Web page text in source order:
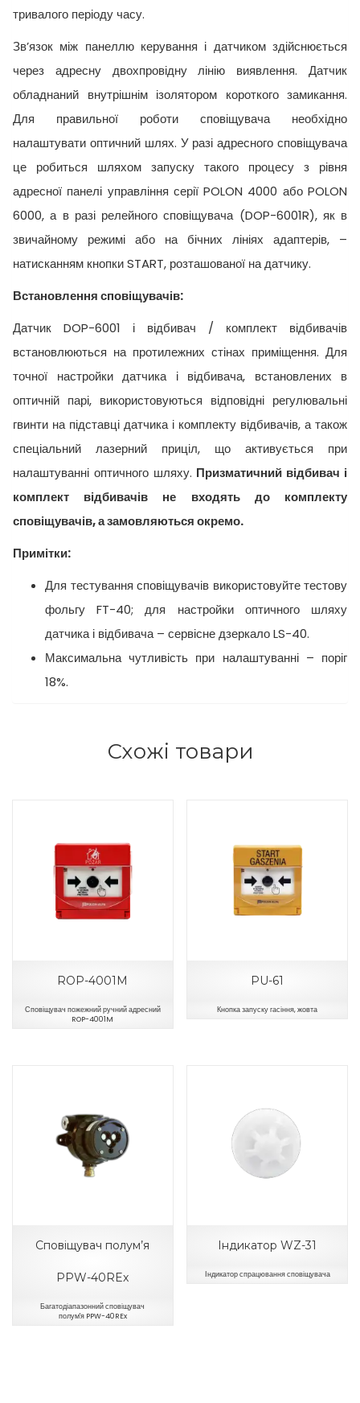
тривалого періоду часу.
Зв’язок між панеллю керування і датчиком здійснюється
через адресну двохпровідну лінію виявлення. Датчик
обладнаний внутрішнім ізолятором короткого замикання.
Для правильної роботи сповіщувача необхідно
налаштувати оптичний шлях. У разі адресного сповіщувача
це робиться шляхом запуску такого процесу з рівня
адресної панелі управління серії POLON 4000 або POLON
6000, а в разі релейного сповіщувача (DOP-6001R), як в
звичайному режимі або на бічних лініях адаптерів, –
натисканням кнопки START, розташованої на датчику.
Встановлення сповіщувачів:
Датчик DOP-6001 і відбивач / комплект відбивачів
встановлюються на протилежних стінах приміщення. Для
точної настройки датчика і відбивача, встановлених в
оптичній парі, використовуються відповідні регулювальні
гвинти на підставці датчика і комплекту відбивачів, а також
спеціальний лазерний приціл, що активується при
налаштуванні оптичного шляху. Призматичний відбивач і
комплект відбивачів не входять до комплекту
сповіщувачів, а замовляються окремо.
Примітки:
Для тестування сповіщувачів використовуйте тестову
фольгу FT-40; для настройки оптичного шляху
датчика і відбивача – сервісне дзеркало LS-40.
Максимальна чутливість при налаштуванні – поріг
18%.
Схожі товари
ROP-4001M
Сповіщувач пожежний ручний адресний
ROP-4001M
PU-61
Кнопка запуску гасіння, жовта
Сповіщувач полум’я
PPW-40REx
Багатодіапазонний сповіщувач
полум'я PPW-40REx
Індикатор WZ-31
Індикатор спрацювання сповіщувача